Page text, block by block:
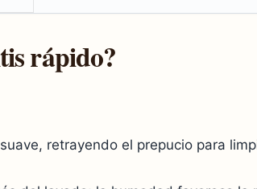
rápido?
retrayendo el prepucio para